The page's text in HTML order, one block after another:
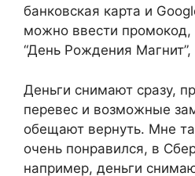
банковская карта и
можно ввести промокод,
“День Рождения
Деньги снимают сразу,
перевес и возможные
обещают вернуть. Мне
очень понравился, в
например, деньги